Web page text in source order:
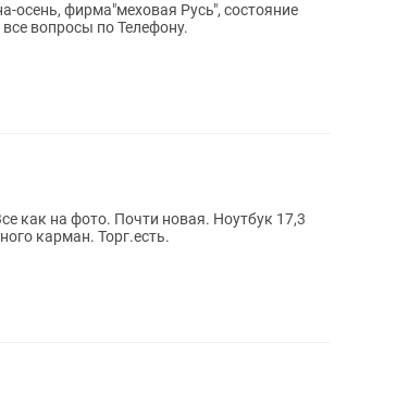
осень, фирма"меховая Русь", состояние
вопросы по Телефону.
как на фото. Почти новая. Ноутбук 17,3
карман. Торг.есть.